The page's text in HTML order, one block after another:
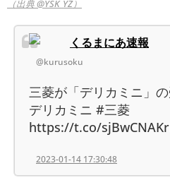
（出典 @YSK_YZ）
くるまにあ速報
@kurusoku
三菱が「デリカミニ」
デリカミニ #三菱
https://t.co/
2023-01-14 17:30:48